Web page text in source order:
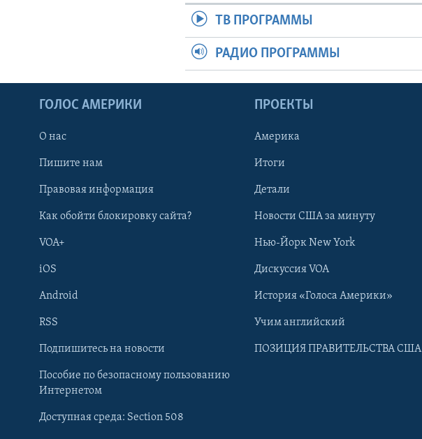
Learning English
ТВ ПРОГРАММЫ
РАДИО ПРОГРАММЫ
ГОЛОС АМЕРИКИ
О нас
Пишите нам
Правовая информация
Как обойти блокировку сайта?
VOA+
iOS
Android
RSS
Подпишитесь на новости
Пособие по безопасному пользованию
Интернетом
Доступная среда: Section 508
ПРОЕКТЫ
Америка
Итоги
Детали
Новости США за минуту
Нью-Йорк New York
Дискуссия VOA
История «Голоса Америки»
Учим английский
ПОЗИЦИЯ ПРАВИТЕЛЬСТВА США